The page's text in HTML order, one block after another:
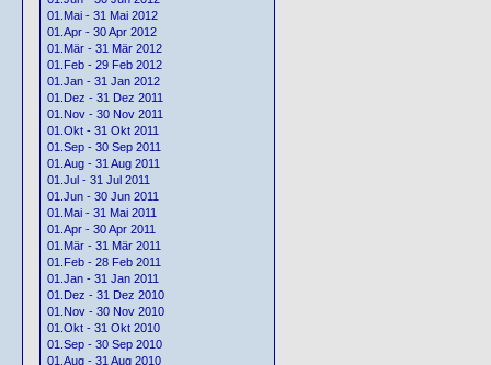
01.Mai - 31 Mai 2012
01.Apr - 30 Apr 2012
01.Mär - 31 Mär 2012
01.Feb - 29 Feb 2012
01.Jan - 31 Jan 2012
01.Dez - 31 Dez 2011
01.Nov - 30 Nov 2011
01.Okt - 31 Okt 2011
01.Sep - 30 Sep 2011
01.Aug - 31 Aug 2011
01.Jul - 31 Jul 2011
01.Jun - 30 Jun 2011
01.Mai - 31 Mai 2011
01.Apr - 30 Apr 2011
01.Mär - 31 Mär 2011
01.Feb - 28 Feb 2011
01.Jan - 31 Jan 2011
01.Dez - 31 Dez 2010
01.Nov - 30 Nov 2010
01.Okt - 31 Okt 2010
01.Sep - 30 Sep 2010
01.Aug - 31 Aug 2010